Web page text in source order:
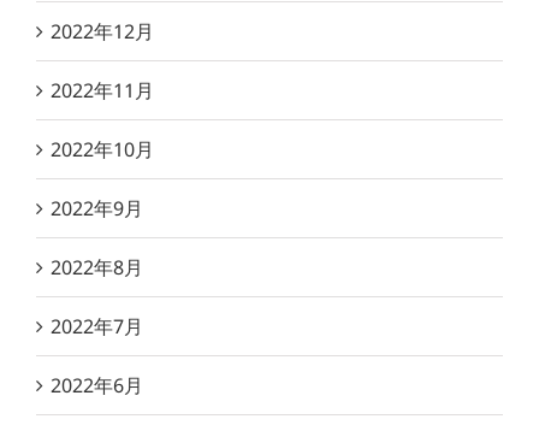
2022年12月
2022年11月
2022年10月
2022年9月
2022年8月
2022年7月
2022年6月